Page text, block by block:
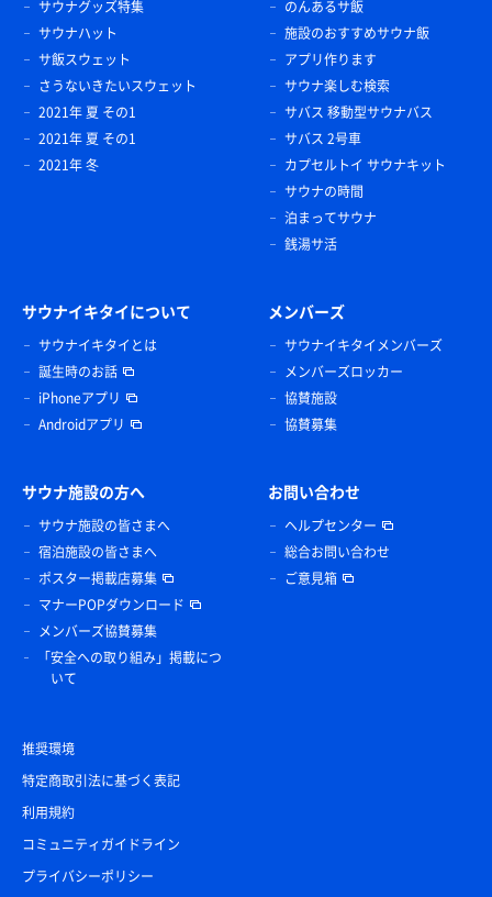
サウナグッズ特集
サウナハット
サ飯スウェット
さうないきたいスウェット
2021年 夏 その1
2021年 夏 その1
2021年 冬
のんあるサ飯
施設のおすすめサウナ飯
アプリ作ります
サウナ楽しむ検索
サバス 移動型サウナバス
サバス 2号車
カプセルトイ サウナキット
サウナの時間
泊まってサウナ
銭湯サ活
サウナイキタイについて
サウナイキタイとは
誕生時のお話
iPhoneアプリ
Androidアプリ
メンバーズ
サウナイキタイメンバーズ
メンバーズロッカー
協賛施設
協賛募集
サウナ施設の方へ
サウナ施設の皆さまへ
宿泊施設の皆さまへ
ポスター掲載店募集
マナーPOPダウンロード
メンバーズ協賛募集
「安全への取り組み」掲載につ
いて
お問い合わせ
ヘルプセンター
総合お問い合わせ
ご意見箱
推奨環境
特定商取引法に基づく表記
利用規約
コミュニティガイドライン
プライバシーポリシー